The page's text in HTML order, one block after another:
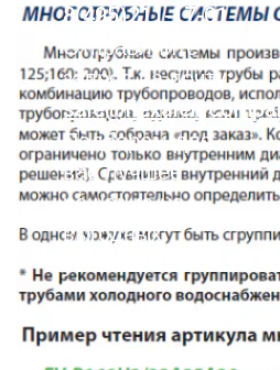
8(495)211-17-01
Отправляйте
запрос на почту:
Подберем для
вас лучшее
решение на
выгодных